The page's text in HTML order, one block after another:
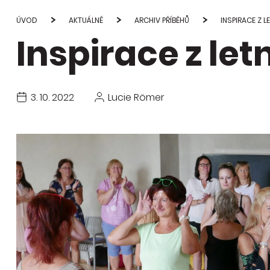
ÚVOD AKTUÁLNĚ ARCHIV PŘÍBĚHŮ INSPIRACE Z
Inspirace z
3. 10. 2022 Lucie Römer